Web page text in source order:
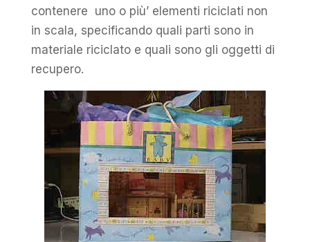
contenere uno o più’ elementi riciclati non
in scala, specificando quali parti sono in
materiale riciclato e quali sono gli oggetti di
recupero.